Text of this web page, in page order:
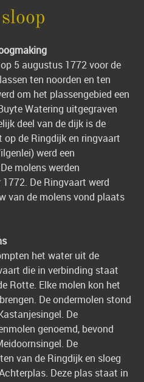
5 augustus 1772 voor de
ten noorden en ten
om het plassengebied een
Watering uitgegraven
deel van de dijk is de
de Ringdijk en ringvaart
werd een
molens werden
De Ringvaart werd
van de molens vond plaats
het water uit de
die in verbinding staat
Rotte. Elke molen kon het
De ondermolen stond
De
genoemd, bevond
De
van de Ringdijk en sloeg
Deze plas staat in